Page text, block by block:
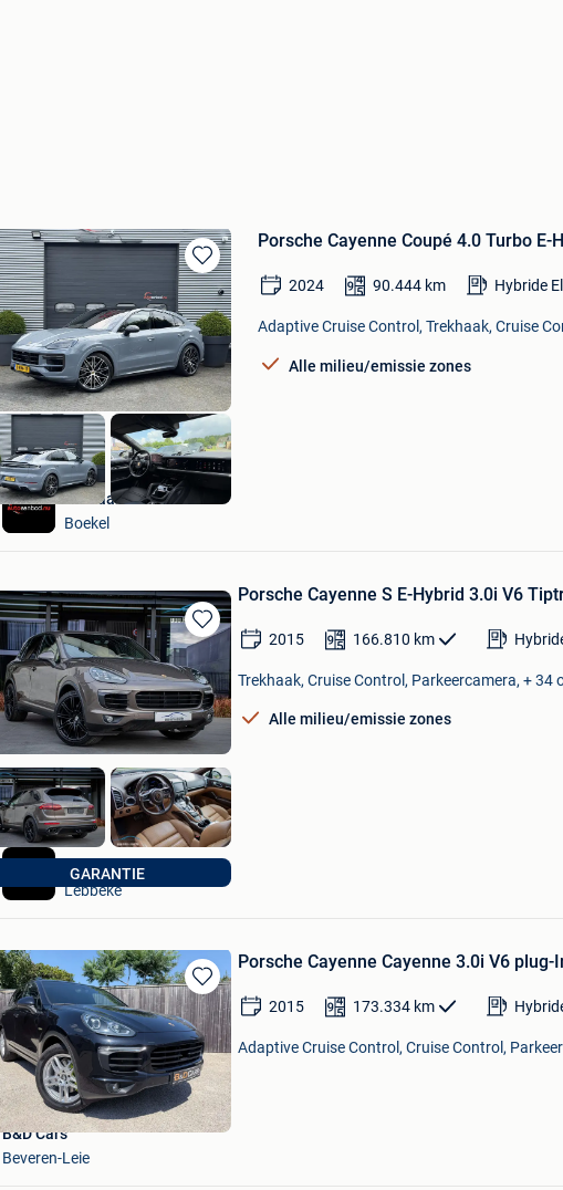
Bewaren
in
Mijn
Favorieten
Porsche Cayenne Coupé 4.0 Turbo E-
2024 90.444 km Hybride
Adaptive Cruise Control, Trekhaak, Cruise
Alle milieu/emissie zones
Autoaanbod.nu
Boekel
Bewaren
Mijn
Favorieten
GARANTIE
Porsche Cayenne S E-Hybrid 3.0i V6
2015 166.810 km
Trekhaak, Cruise Control, Parkeercamera, + 34
Alle milieu/emissie zones
Auto's David
Lebbeke
Bewaren
in
Mijn
Favorieten
Por­sche Cayenne Cayenne 3.0i V6
2015 173.334 km
Adaptive Cruise Control, Cruise Control,
B&D Cars
Beveren-Leie